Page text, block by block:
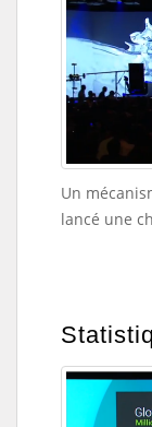
Un
lancé une